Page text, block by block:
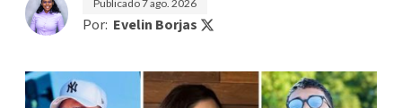
Publicado7 ago. 2026
Por: Evelin Borjas